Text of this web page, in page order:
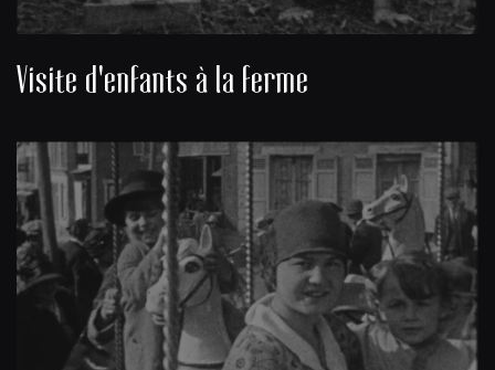
Visite d'enfants à la ferme